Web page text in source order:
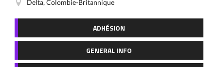
Delta, Colombie-Britannique
ADHÉSION
GENERAL INFO